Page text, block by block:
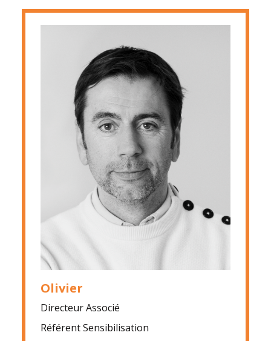
Olivier
Directeur Associé
Référent Sensibilisation